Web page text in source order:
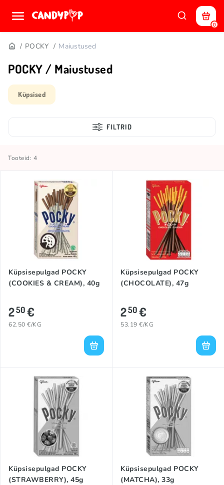
0
POCKY Maiustused
POCKY / Maiustused
Küpsised
FILTRID
Tooteid: 4
Küpsisepulgad POCKY
(COOKIES & CREAM), 40g
250€
62.50 €/KG
Küpsisepulgad POCKY
(CHOCOLATE), 47g
250€
53.19 €/KG
Küpsisepulgad POCKY
(STRAWBERRY), 45g
Küpsisepulgad POCKY
(MATCHA), 33g